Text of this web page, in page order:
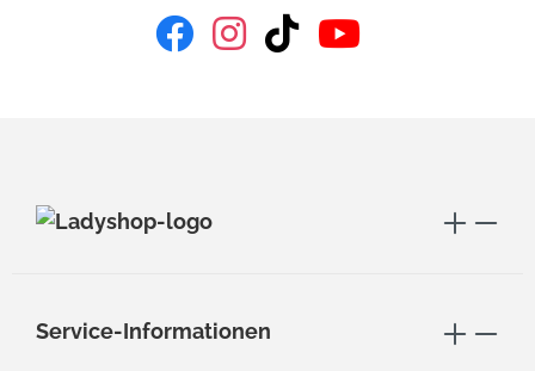
Service-Informationen